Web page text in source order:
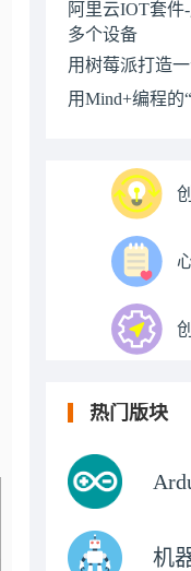
阿里云IOT套件
多个设备
用树莓派打造
用Mind+编程的
热门版块
机